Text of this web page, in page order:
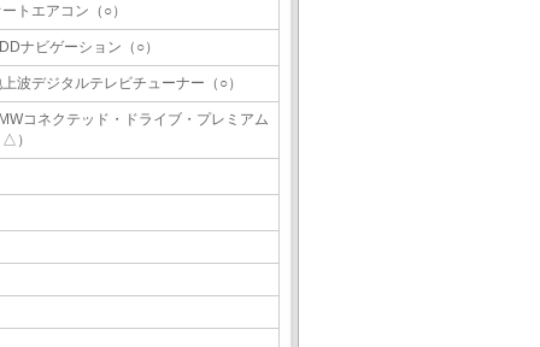
トエアコン（○）
ナビゲーション（○）
波デジタルテレビチューナー（○）
コネクテッド・ドライブ・プレミアム
）